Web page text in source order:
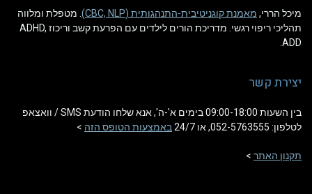
מיכל הררי, מאמנת קוגניטיבית-התנהגותית (CBC, NLP)
. מטפלת ומלווה
תהליכי ריפוי רגשי. מדריכת הורים לילדים עם הפרעת קשב וריכוז ADHD,
ADD.
יצירת קשר
בין השעות 09:00-18:00 בימים א'-ה', אנא שלחו הודעת SMS / וואצאפ
לטלפון: 052-5763555, או 24/7
באמצעות הטופס הזה >
תקנון האתר >